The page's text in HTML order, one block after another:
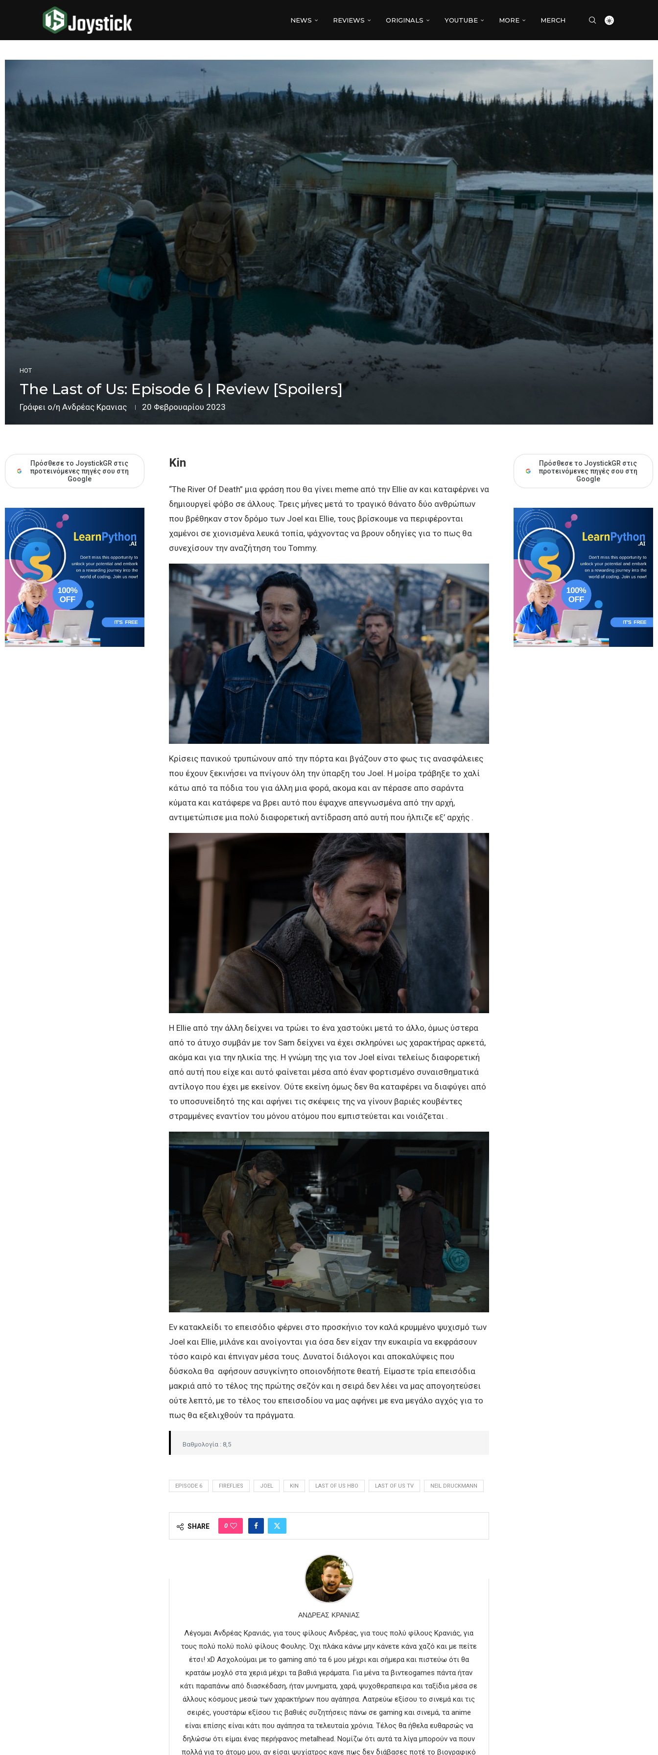
NEWS REVIEWS ORIGINALS YOUTUBE MORE MERCH
HOT
The Last of Us: Episode 6 | Review [Spoilers]
Γράφει ο/η Ανδρέας Κρανιας 20 Φεβρουαρίου 2023
Kin
“The River Of Death” μια φράση που θα γίνει meme από την Ellie αν και καταφέρνει να
δημιουργεί φόβο σε άλλους. Τρεις μήνες μετά το τραγικό θάνατο δύο ανθρώπων
που βρέθηκαν στον δρόμο των Joel και Ellie, τους βρίσκουμε να περιφέρονται
χαμένοι σε χιονισμένα λευκά τοπία, ψάχνοντας να βρουν οδηγίες για το πως θα
συνεχίσουν την αναζήτηση του Tommy.
Κρίσεις πανικού τρυπώνουν από την πόρτα και βγάζουν στο φως τις ανασφάλειες
που έχουν ξεκινήσει να πνίγουν όλη την ύπαρξη του Joel. Η μοίρα τράβηξε το χαλί
κάτω από τα πόδια του για άλλη μια φορά, ακομα και αν πέρασε απο σαράντα
κύματα και κατάφερε να βρει αυτό που έψαχνε απεγνωσμένα από την αρχή,
αντιμετώπισε μια πολύ διαφορετική αντίδραση από αυτή που ήλπιζε εξ’ αρχής .
Η Ellie από την άλλη δείχνει να τρώει το ένα χαστούκι μετά το άλλο, όμως ύστερα
από το άτυχο συμβάν με τον Sam δείχνει να έχει σκληρύνει ως χαρακτήρας αρκετά,
ακόμα και για την ηλικία της. Η γνώμη της για τον Joel είναι τελείως διαφορετική
από αυτή που είχε και αυτό φαίνεται μέσα από έναν φορτισμένο συναισθηματικά
αντίλογο που έχει με εκείνον. Ούτε εκείνη όμως δεν θα καταφέρει να διαφύγει από
το υποσυνείδητό της και αφήνει τις σκέψεις της να γίνουν βαριές κουβέντες
στραμμένες εναντίον του μόνου ατόμου που εμπιστεύεται και νοιάζεται .
Εν κατακλείδι το επεισόδιο φέρνει στο προσκήνιο τον καλά κρυμμένο ψυχισμό των
Joel και Ellie, μιλάνε και ανοίγονται για όσα δεν είχαν την ευκαιρία να εκφράσουν
τόσο καιρό και έπνιγαν μέσα τους. Δυνατοί διάλογοι και αποκαλύψεις που
δύσκολα θα αφήσουν ασυγκίνητο οποιονδήποτε θεατή. Είμαστε τρία επεισόδια
μακριά από το τέλος της πρώτης σεζόν και η σειρά δεν λέει να μας απογοητεύσει
ούτε λεπτό, με το τέλος του επεισοδίου να μας αφήνει με ενα μεγάλο αγχός για το
πως θα εξελιχθούν τα πράγματα.
Βαθμολογία : 8,5
EPISODE 6 FIREFLIES JOEL KIN LAST OF US HBO LAST OF US TV NEIL DRUCKMANN
SHARE 0
ΑΝΔΡΈΑΣ ΚΡΑΝΙΑΣ
Λέγομαι Ανδρέας Κρανιάς, για τους φίλους Ανδρέας, για τους πολύ φίλους Κρανιάς, για
τους πολύ πολύ πολύ φίλους Φουλης. Όχι πλάκα κάνω μην κάνετε κάνα χαζό και με πείτε
έτσι! xD Ασχολούμαι με το gaming από τα 6 μου μέχρι και σήμερα και πιστεύω ότι θα
κρατάω μοχλό στα χεριά μέχρι τα βαθιά γεράματα. Για μένα τα βιντεοgames πάντα ήταν
κάτι παραπάνω από διασκέδαση, ήταν μυνηματα, χαρά, ψυχοθεραπειρα και ταξίδια μέσα σε
άλλους κόσμους μεσώ των χαρακτήρων που αγάπησα. Λατρεύω εξίσου το σινεμά και τις
σειρές, γουστάρω εξίσου τις βαθιές συζητήσεις πάνω σε gaming και σινεμά, τα anime
είναι επίσης είναι κάτι που αγάπησα τα τελευταία χρόνια. Τέλος θα ήθελα ευθαρσώς να
δηλώσω ότι είμαι ένας περήφανος metalhead. Νομίζω ότι αυτά τα λίγα μπορούν να πουν
πολλά για το άτομο μου, αν είσαι ψυχίατρος κανε πως δεν διάβασες ποτέ το βιογραφικό
Πρόσθεσε το JoystickGR στις
προτεινόμενες πηγές σου στη
Google
Πρόσθεσε το JoystickGR στις
προτεινόμενες πηγές σου στη
Google